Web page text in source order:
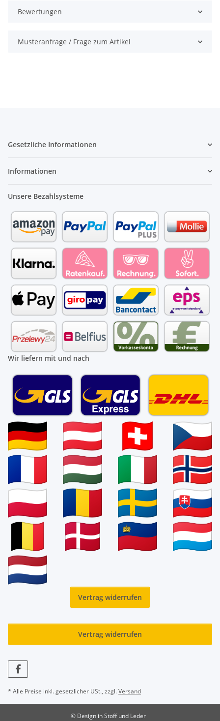
Bewertungen
Musteranfrage / Frage zum Artikel
Gesetzliche Informationen
Informationen
Unsere Bezahlsysteme
Wir liefern mit und nach
Vertrag widerrufen
Vertrag widerrufen
* Alle Preise inkl. gesetzlicher USt., zzgl.Versand
© Design in Stoff und Leder